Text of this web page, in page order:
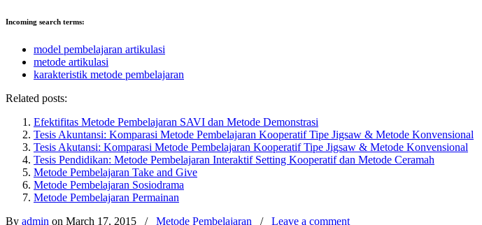
Incoming search terms:
model pembelajaran artikulasi
metode artikulasi
karakteristik metode pembelajaran
Related posts:
Efektifitas Metode Pembelajaran SAVI dan Metode Demonstrasi
Tesis Akuntansi: Komparasi Metode Pembelajaran Kooperatif Tipe Jigsaw & Metode Konvensional
Tesis Akutansi: Komparasi Metode Pembelajaran Kooperatif Tipe Jigsaw & Metode Konvensional
Tesis Pendidikan: Metode Pembelajaran Interaktif Setting Kooperatif dan Metode Ceramah
Metode Pembelajaran Take and Give
Metode Pembelajaran Sosiodrama
Metode Pembelajaran Permainan
By admin on March 17, 2015 / Metode Pembelajaran / Leave a comment